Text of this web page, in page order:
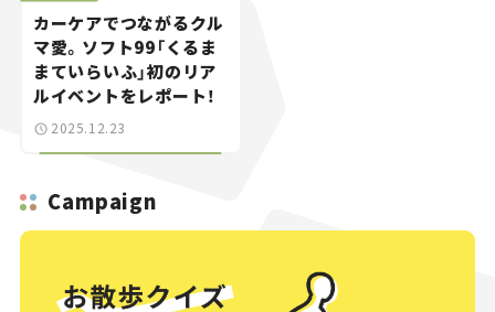
カーケアでつながるクル
マ愛。ソフト99「くるま
まていらいふ」初のリア
ルイベントをレポート！
2025.12.23
Campaign